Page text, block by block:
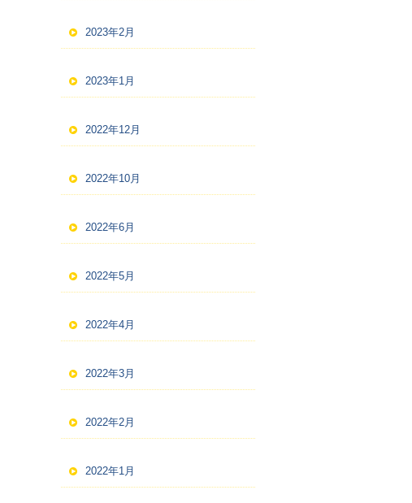
2023年2月
2023年1月
2022年12月
2022年10月
2022年6月
2022年5月
2022年4月
2022年3月
2022年2月
2022年1月